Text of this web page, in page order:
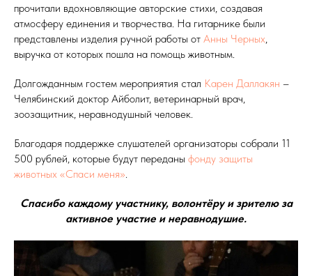
прочитали вдохновляющие авторские стихи, создавая
атмосферу единения и творчества. На гитарнике были
представлены изделия ручной работы от Анны Черных,
выручка от которых пошла на помощь животным.
Долгожданным гостем мероприятия стал Карен Даллакян –
Челябинский доктор Айболит, ветеринарный врач,
зоозащитник, неравнодушный человек.
Благодаря поддержке слушателей организаторы собрали 11
500 рублей, которые будут переданы фонду защиты
животных «Спаси меня».
Спасибо каждому участнику, волонтёру и зрителю за
активное участие и неравнодушие.